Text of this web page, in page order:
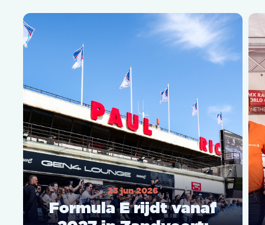
23 jun 2026
Formula E rijdt vanaf